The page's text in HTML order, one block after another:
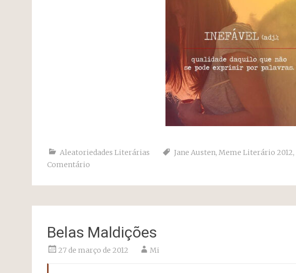
Aleatoriedades Literárias Jane Austen, Meme Literário 2012,
Comentário
Belas Maldições
27 de março de 2012 Mi